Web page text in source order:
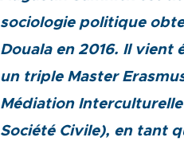
sociologie politique
Douala en 2016. Il vient
un triple Master
Médiation
Société Civile), en tant